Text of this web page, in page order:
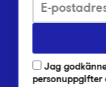
Har du frågor om
Har du frågor om
Vanliga frågor om
Jag